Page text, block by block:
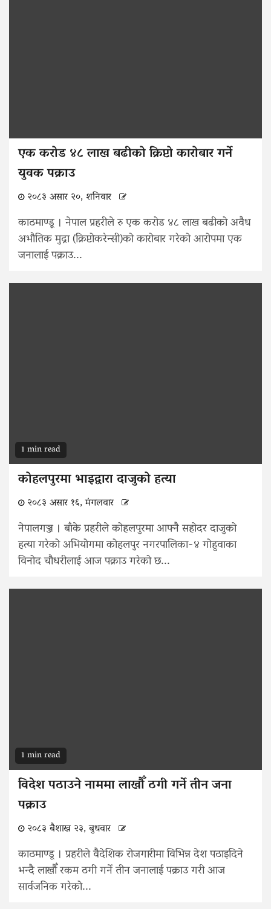
एक करोड ४८ लाख बढीको क्रिप्टो कारोबार गर्ने
युवक पक्राउ
२०८३ असार २०, शनिवार
काठमाण्डू । नेपाल प्रहरीले रु एक करोड ४८ लाख बढीको अवैध
अभौतिक मुद्रा (क्रिप्टोकरेन्सी)को कारोबार गरेको आरोपमा एक
जनालाई पक्राउ...
1 min read
कोहलपुरमा भाइद्वारा दाजुको हत्या
२०८३ असार १६, मंगलवार
नेपालगञ्ज । बाँके प्रहरीले कोहलपुरमा आफ्नै सहोदर दाजुको
हत्या गरेको अभियोगमा कोहलपुर नगरपालिका-४ गोहुवाका
विनोद चौधरीलाई आज पक्राउ गरेको छ...
1 min read
विदेश पठाउने नाममा लाखौँ ठगी गर्ने तीन जना
पक्राउ
२०८३ बैशाख २३, बुधवार
काठमाण्डू । प्रहरीले वैदेशिक रोजगारीमा विभिन्न देश पठाइदिने
भन्दै लाखौँ रकम ठगी गर्ने तीन जनालाई पक्राउ गरी आज
सार्वजनिक गरेको...